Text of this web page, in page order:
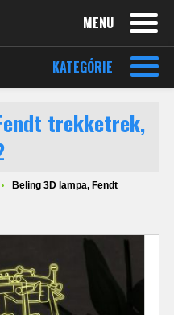
MENU
KATEGÓRIE
trekketrek,
Beling 3D lampa, Fendt